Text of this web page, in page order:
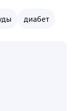
диабет